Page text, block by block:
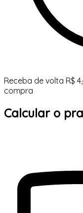
Receba de volta R$
compra
Calcular o